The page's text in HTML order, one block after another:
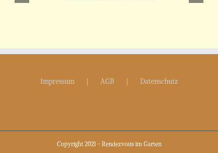
Impressum AGB Datenschutz
Copyright 2021 - Rendezvous im Garten